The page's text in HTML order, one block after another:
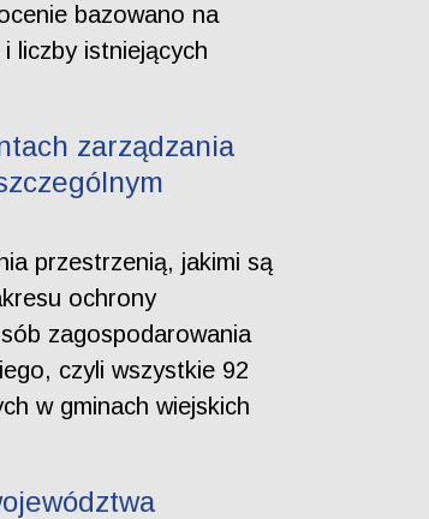
bazowano na
liczby istniejących
zarządzania
przestrzenią, jakimi są
ochrony
zagospodarowania
czyli wszystkie 92
w gminach wiejskich